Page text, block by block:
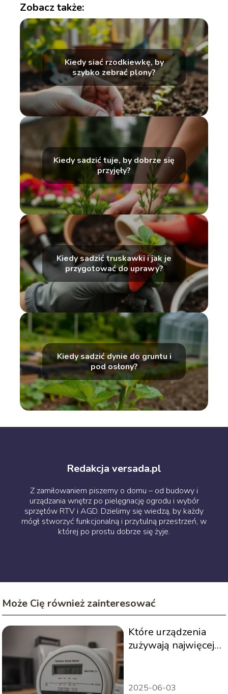
Zobacz także:
Kiedy siać rzodkiewkę, by
szybko zebrać plony?
Kiedy sadzić tuje, by dobrze się
przyjęły?
Kiedy sadzić truskawki i jak je
przygotować do uprawy?
Kiedy sadzić dynie do gruntu i
pod osłony?
Redakcja versada.pl
Z zamiłowaniem piszemy o domu – od budowy i
urządzania wnętrz po pielęgnację ogrodu i wybór
sprzętów RTV i AGD. Dzielimy się wiedzą, by każdy
mógł stworzyć funkcjonalną i przytulną przestrzeń, w
której po prostu dobrze się żyje.
Może Cię również zainteresować
Które urządzenia
zużywają najwięcej
domowym?
2025-06-03